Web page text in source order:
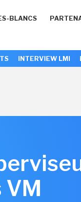
BLANCS
INTERVIEW LMI
VM